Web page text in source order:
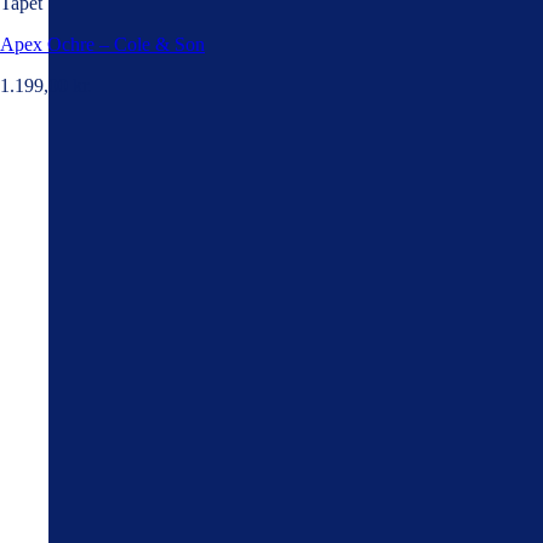
Apex Ochre – Cole & Son
1.199,00